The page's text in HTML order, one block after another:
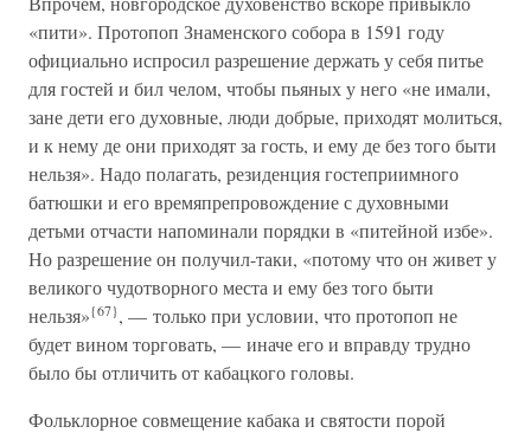
«пити». Протопоп Знаменского собора в 1591 году
официально испросил разрешение держать у себя питье
для гостей и бил челом, чтобы пьяных у него «не имали,
зане дети его духовные, люди добрые, приходят молиться,
и к нему де они приходят за гость, и ему де без того быти
нельзя». Надо полагать, резиденция гостеприимного
батюшки и его времяпрепровождение с духовными
детьми отчасти напоминали порядки в «питейной избе».
Но разрешение он получил-таки, «потому что он живет у
великого чудотворного места и ему без того быти
нельзя»{67}, — только при условии, что протопоп не
будет вином торговать, — иначе его и вправду трудно
было бы отличить от кабацкого головы.
Фольклорное совмещение кабака и святости порой